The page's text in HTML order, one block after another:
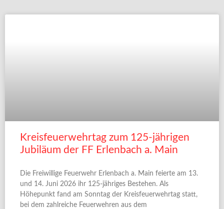
Kreisfeuerwehrtag zum 125-jährigen
Jubiläum der FF Erlenbach a. Main
Die Freiwillige Feuerwehr Erlenbach a. Main feierte am 13.
und 14. Juni 2026 ihr 125-jähriges Bestehen. Als
Höhepunkt fand am Sonntag der Kreisfeuerwehrtag statt,
bei dem zahlreiche Feuerwehren aus dem